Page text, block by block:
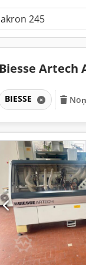
Biesse Artech
BIESSE